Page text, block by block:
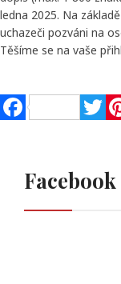
ledna 2025. Na
uchazeči pozváni na
Těšíme se na vaše
Facebook